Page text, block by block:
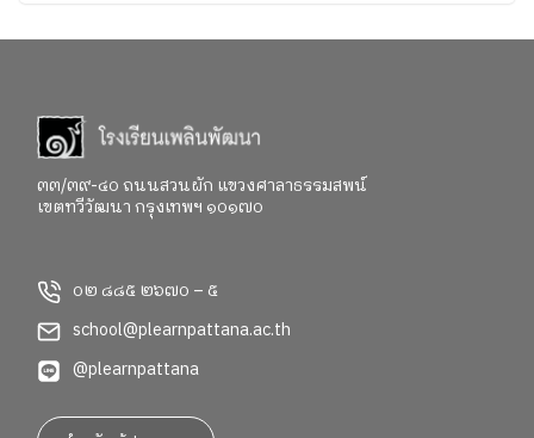
collaboration, and self-responsibility. Step by step,
and create opportunities for their future. ●●●
Learning English as a Plearnpattana Secondary
Student The heart of Secondary ESL is a simple belief:
students are the owners of their learning. While
responsibility for their learning, work toward personal
goals, and grow alongside others within a learning
community. To support different learning needs,
students are grouped according to their English
proficiency levels. This allows teachers to design
๓๓/๓๙-๔๐ ถนนสวนผัก แขวงศาลาธรรมสพน์
เขตทวีวัฒนา กรุงเทพฯ ๑๐๑๗๐
๐๒ ๘๘๕ ๒๖๗๐ – ๕
school@plearnpattana.ac.th
@plearnpattana